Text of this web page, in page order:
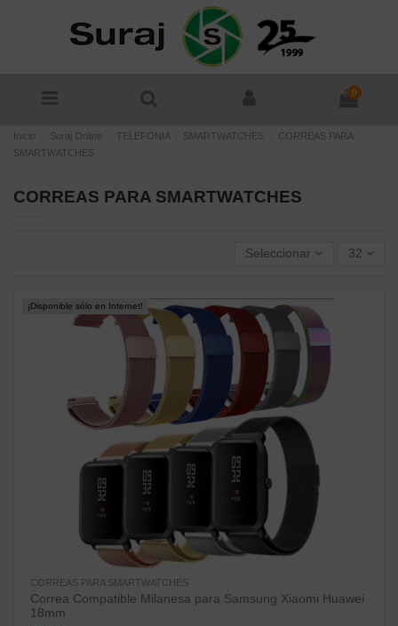
0
Inicio Suraj Online TELEFONIA SMARTWATCHES
CORREAS PARA
SMARTWATCHES
CORREAS PARA SMARTWATCHES
Seleccionar 32
¡Disponible sólo en Internet!
CORREAS PARA SMARTWATCHES
Correa Compatible Milanesa para Samsung Xiaomi Huawei
18mm